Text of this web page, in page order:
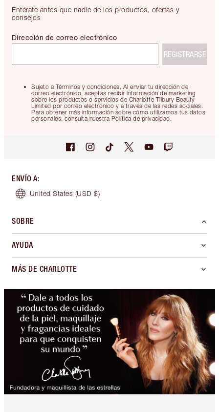
Entérate antes que nadie de los productos, ofertas y
consejos
Sujeto a Términos y condiciones. Al enviar tu dirección de
correo electrónico, aceptas recibir información de marketing
sobre los productos o servicios de Charlotte Tilbury Beauty
Limited por correo electrónico y a través de las redes sociales.
Para obtener más información sobre cómo utilizamos tus datos
personales, consulta nuestra Política de privacidad.
Dirección de correo electrónico
REGISTRARSE
ENVÍO A:
United States (USD $)
SOBRE
AYUDA
MÁS DE CHARLOTTE